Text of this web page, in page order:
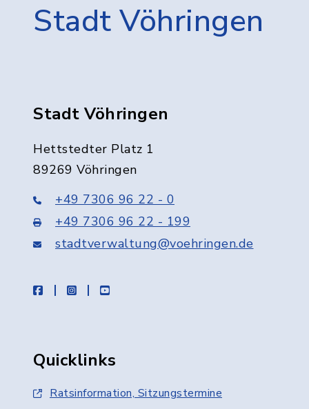
Stadt Vöhringen
Stadt Vöhringen
Hettstedter Platz 1
89269 Vöhringen
+49 7306 96 22 - 0
+49 7306 96 22 - 199
stadtverwaltung@voehringen.de
facebookinstagramyoutube
Quicklinks
Ratsinformation, Sitzungstermine